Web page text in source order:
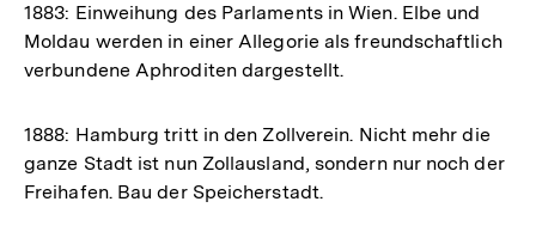
1883: Einweihung des Parlaments in Wien. Elbe und
Moldau werden in einer Allegorie als freundschaftlich
verbundene Aphroditen dargestellt.
1888: Hamburg tritt in den Zollverein. Nicht mehr die
ganze Stadt ist nun Zollausland, sondern nur noch der
Freihafen. Bau der Speicherstadt.